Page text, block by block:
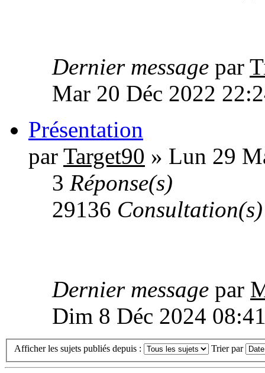
Dernier message par
Mar 20 Déc 2022
Présentation
par Target90 » Lun 29
3 Réponse(s)
29136 Consultation(s)
Dernier message par
Dim 8 Déc 2024
Afficher les sujets publiés depuis : Trier par